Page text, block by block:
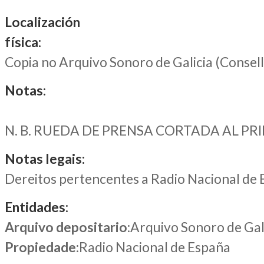
Localización
física:
Copia no Arquivo Sonoro de Galicia
Notas:
N. B. RUEDA DE PRENSA CORTADA AL
Notas legais:
Dereitos pertencentes a Radio Nacional de
Entidades:
Arquivo depositario:Arquivo Sonoro de
Propiedade:Radio Nacional de España